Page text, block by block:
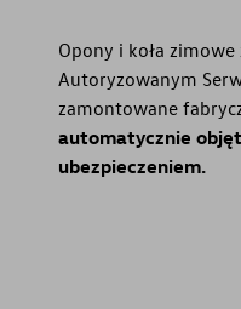
Opony i koła
Autoryzowanym
zamontowane
automatycznie
ubezpieczeniem.